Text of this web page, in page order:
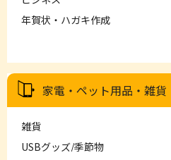
年賀状・ハガキ作成
家電・ペット用品・雑貨
雑貨
USBグッズ/季節物